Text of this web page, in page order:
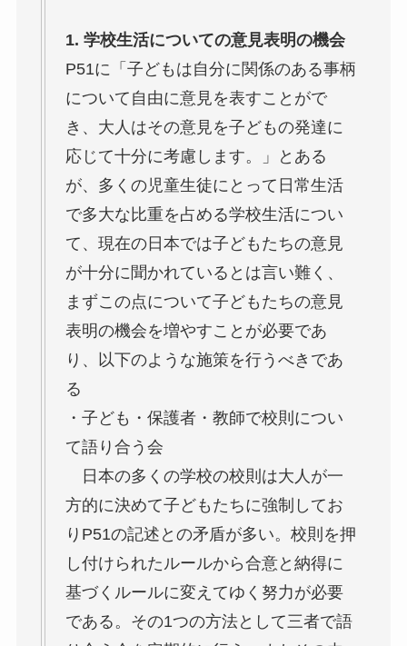
1. 学校生活についての意見表明の機会
P51に「子どもは自分に関係のある事柄
について自由に意見を表すことがで
き、大人はその意見を子どもの発達に
応じて十分に考慮します。」とある
が、多くの児童生徒にとって日常生活
で多大な比重を占める学校生活につい
て、現在の日本では子どもたちの意見
が十分に聞かれているとは言い難く、
まずこの点について子どもたちの意見
表明の機会を増やすことが必要であ
り、以下のような施策を行うべきであ
る
・子ども・保護者・教師で校則につい
て語り合う会
日本の多くの学校の校則は大人が一
方的に決めて子どもたちに強制してお
りP51の記述との矛盾が多い。校則を押
し付けられたルールから合意と納得に
基づくルールに変えてゆく努力が必要
である。その1つの方法として三者で語